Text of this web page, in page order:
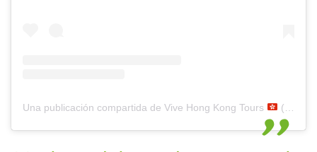
Una publicación compartida de Vive Hong Kong Tours (@vivehongkong)